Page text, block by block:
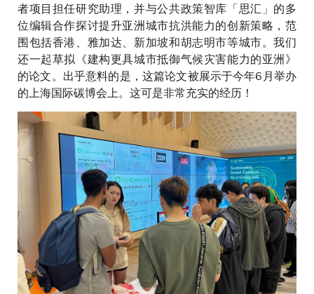
者项目担任研究助理，并与公共政策智库「思汇」的多
位编辑合作探讨提升亚洲城市抗洪能力的创新策略，范
围包括香港、雅加达、新加坡和胡志明市等城市。我们
还一起草拟《建构更具城市抵御气候灾害能力的亚洲》
的论文。出乎意料的是，这篇论文被展示于今年6月举办
的上海国际碳博会上。这可是非常充实的经历！